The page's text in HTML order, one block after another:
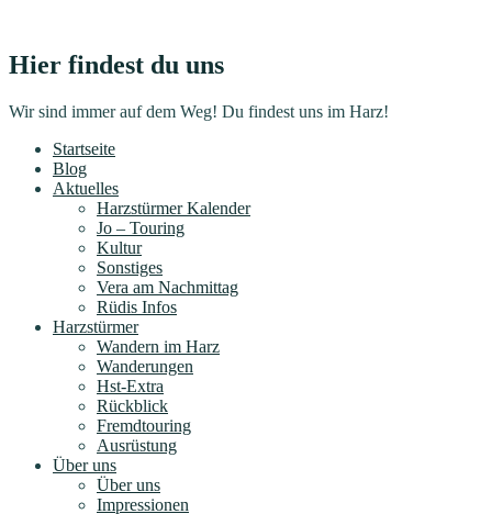
Hier findest du uns
Wir sind immer auf dem Weg! Du findest uns im Harz!
Startseite
Blog
Aktuelles
Harzstürmer Kalender
Jo – Touring
Kultur
Sonstiges
Vera am Nachmittag
Rüdis Infos
Harzstürmer
Wandern im Harz
Wanderungen
Hst-Extra
Rückblick
Fremdtouring
Ausrüstung
Über uns
Über uns
Impressionen